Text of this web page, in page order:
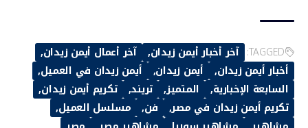
TAGGED: آخر أخبار أيمن زيدان
آخر أعمال أيمن زيدان
أخبار أيمن زيدان
أيمن زيدان
أيمن زيدان في العميل
السابعة الإخبارية
المتميز تريند
تكريم أيمن زيدان
تكريم أيمن زيدان في مصر
فن
مسلسل العميل